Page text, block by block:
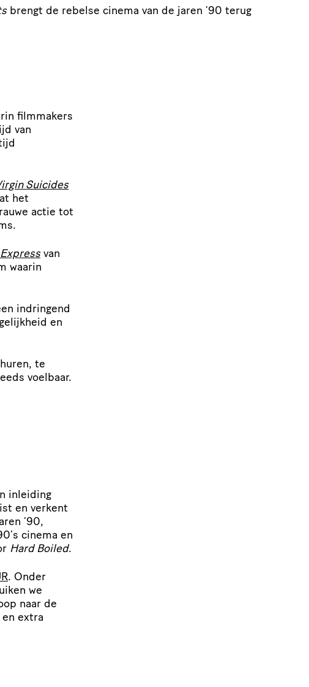
brengt de rebelse cinema van de jaren ’90 terug
filmmakers
van
Suicides
het
actie tot
van
waarin
indringend
en
te
voelbaar.
inleiding
en verkent
’90,
cinema en
Hard Boiled.
. Onder
we
naar de
extra